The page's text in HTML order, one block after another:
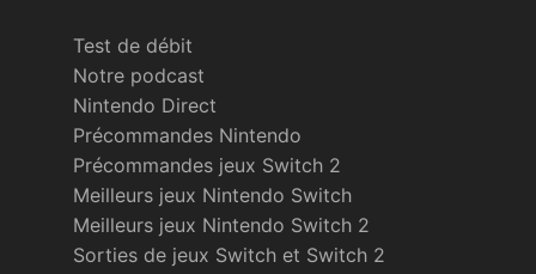
Test de débit
Notre podcast
Nintendo Direct
Précommandes Nintendo
Précommandes jeux Switch 2
Meilleurs jeux Nintendo Switch
Meilleurs jeux Nintendo Switch 2
Sorties de jeux Switch et Switch 2